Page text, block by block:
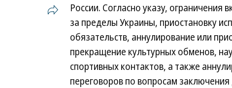
России. Согласно указу,
за пределы Украины, приостановку
обязательств, аннулирование или
прекращение культурных обменов,
спортивных контактов, а также
переговоров по вопросам